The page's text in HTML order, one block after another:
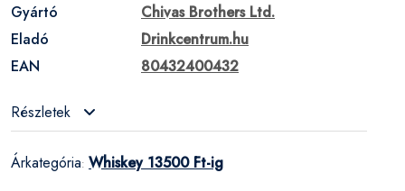
Gyártó
Chivas Brothers Ltd.
Eladó
Drinkcentrum.hu
EAN
80432400432
Részletek
Árkategória: Whiskey 13500 Ft-ig